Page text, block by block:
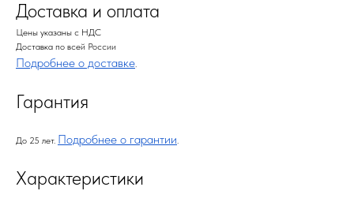
Доставка и оплата
Цены указаны с НДС
Доставка по всей России
Подробнее о доставке.
Гарантия
До 25 лет. Подробнее о гарантии.
Характеристики